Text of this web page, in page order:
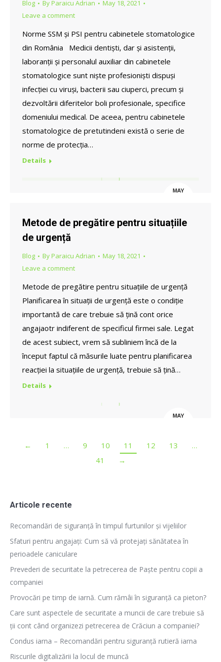
Blog ByParaicu Adrian
May 18, 2021
Leave a comment
Norme SSM și PSI pentru cabinetele stomatologice
din România Medicii dentiști, dar și asistenții,
laboranții și personalul auxiliar din cabinetele
stomatologice sunt niște profesioniști dispuși
infecției cu viruși, bacterii sau ciuperci, precum și
dezvoltării diferitelor boli profesionale, specifice
domeniului medical. De aceea, pentru cabinetele
stomatologice de pretutindeni există o serie de
norme de protecția…
Details
MAY
Metode de pregătire pentru situațiile
de urgență
Blog ByParaicu Adrian
May 18, 2021
Leave a comment
Metode de pregătire pentru situațiile de urgență
Planificarea în situații de urgență este o condiție
importantă de care trebuie să țină cont orice
angajaotr indiferent de specificul firmei sale. Legat
de acest subiect, vrem să subliniem încă de la
început faptul că măsurile luate pentru planificarea
reacției la situațiile de urgență, trebuie să țină…
Details
MAY
← 1 … 9 10 11 12 13
…
41
→
Articole recente
Recomandări de siguranță în timpul furtunilor și vijeliilor
Sfaturi pentru angajați: Cum să vă protejați sănătatea în
perioadele caniculare
Prevederi de securitate la petrecerea de Paște pentru copii a
companiei
Provocări pe timp de iarnă. Cum rămâi în siguranță ca pieton?
Care sunt aspectele de securitate a muncii de care trebuie să
ții cont când organizezi petrecerea de Crăciun a companiei?
Condus iarna – Recomandări pentru siguranță rutieră iarna
Riscurile digitalizării la locul de muncă